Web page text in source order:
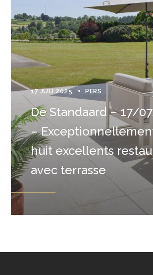
17 JULI 2025 PERS
De Standaard – 17/
–
huit excellents
avec terrasse